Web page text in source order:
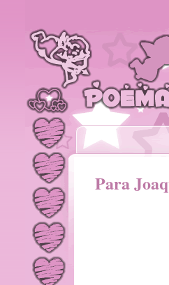
Para